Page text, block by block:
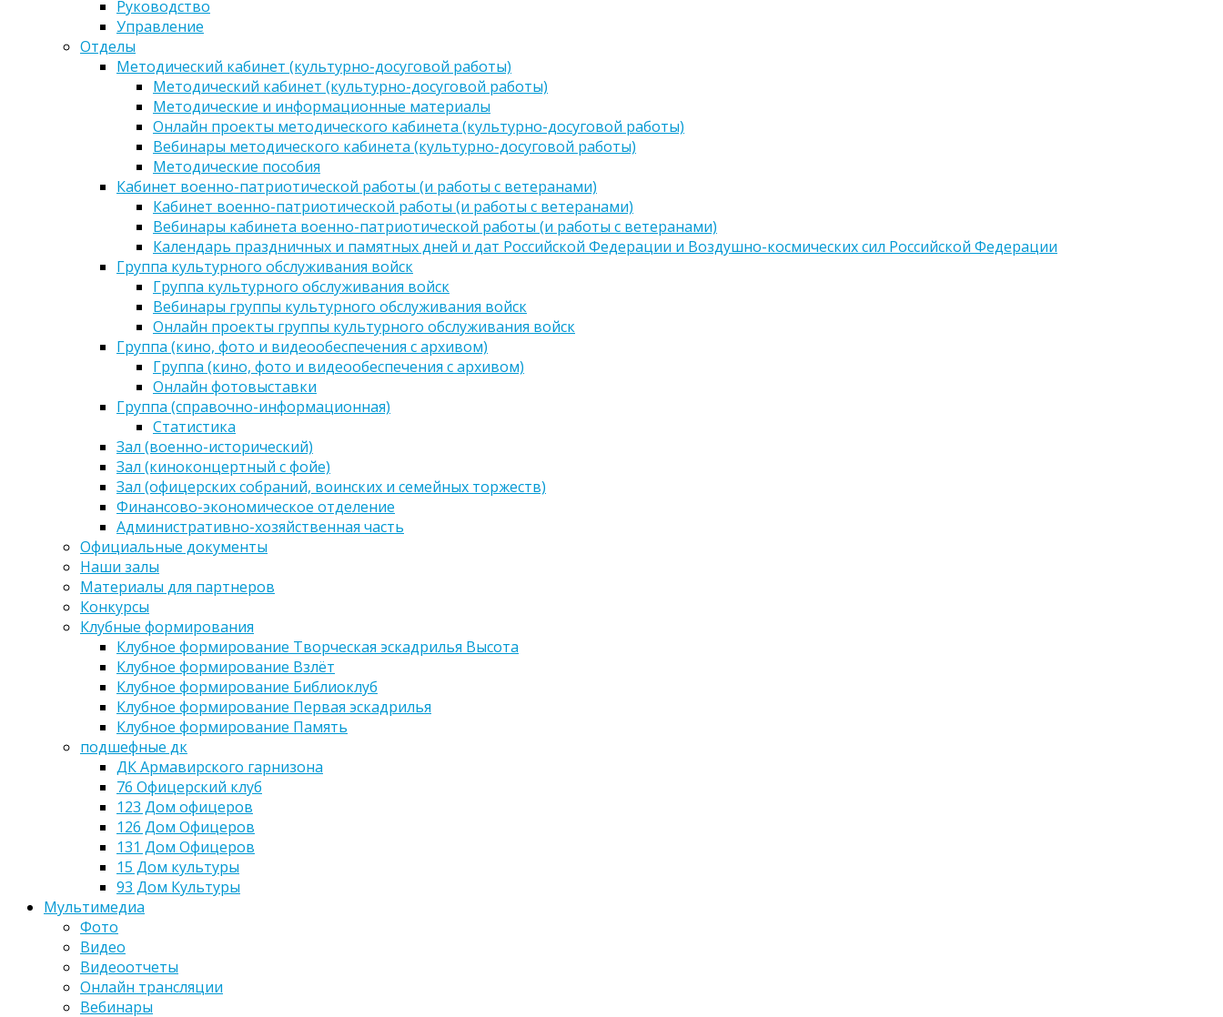
Руководство
Управление
Отделы
Методический кабинет (культурно-досуговой работы)
Методический кабинет (культурно-досуговой работы)
Методические и информационные материалы
Онлайн проекты методического кабинета (культурно-досуговой работы)
Вебинары методического кабинета (культурно-досуговой работы)
Методические пособия
Кабинет военно-патриотической работы (и работы с ветеранами)
Кабинет военно-патриотической работы (и работы с ветеранами)
Вебинары кабинета военно-патриотической работы (и работы с ветеранами)
Календарь праздничных и памятных дней и дат Российской Федерации и Воздушно-космических сил Российской Федерации
Группа культурного обслуживания войск
Группа культурного обслуживания войск
Вебинары группы культурного обслуживания войск
Онлайн проекты группы культурного обслуживания войск
Группа (кино, фото и видеообеспечения с архивом)
Группа (кино, фото и видеообеспечения с архивом)
Онлайн фотовыставки
Группа (справочно-информационная)
Статистика
Зал (военно-исторический)
Зал (киноконцертный с фойе)
Зал (офицерских собраний, воинских и семейных торжеств)
Финансово-экономическое отделение
Административно-хозяйственная часть
Официальные документы
Наши залы
Материалы для партнеров
Конкурсы
Клубные формирования
Клубное формирование Творческая эскадрилья Высота
Клубное формирование Взлёт
Клубное формирование Библиоклуб
Клубное формирование Первая эскадрилья
Клубное формирование Память
подшефные дк
ДК Армавирского гарнизона
76 Офицерский клуб
123 Дом офицеров
126 Дом Офицеров
131 Дом Офицеров
15 Дом культуры
93 Дом Культуры
Мультимедиа
Фото
Видео
Видеоотчеты
Онлайн трансляции
Вебинары